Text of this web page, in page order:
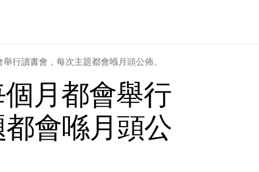
行讀書會，每次主題都會喺月頭公佈。
月都會舉行
會喺月頭公